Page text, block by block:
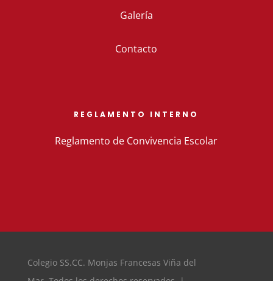
Galería
Contacto
REGLAMENTO INTERNO
Reglamento de Convivencia Escolar
Colegio SS.CC. Monjas Francesas Viña del